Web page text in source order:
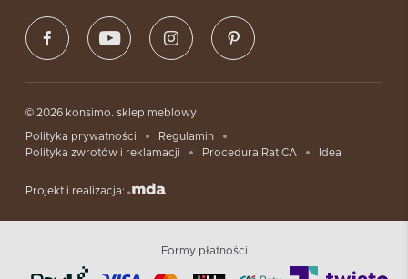
© 2026 konsimo. sklep meblowy
Polityka prywatności
Regulamin
Polityka zwrotów i reklamacji
Procedura Rat CA Idea
Projekt i realizacja:
Formy płatności